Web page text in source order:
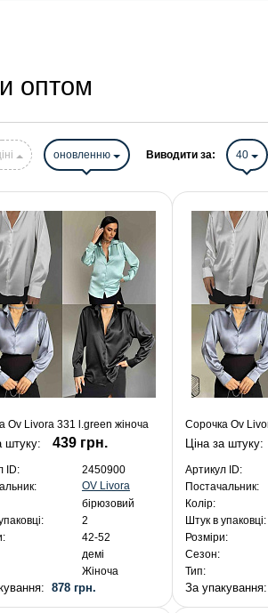
оптом
оновленню Виводити за: 40
Ov Livora 331 l.green жіноча
штуку: 439 грн.
ID:
2450900
OV Livora
бірюзовий
2
42-52
демі
Жіноча
878 грн.
Сорочка Ov
Ціна за штуку:
Артикул ID:
Постачальник:
Колір:
Штук в упаковці:
Розміри:
Сезон:
Тип:
За упакування: